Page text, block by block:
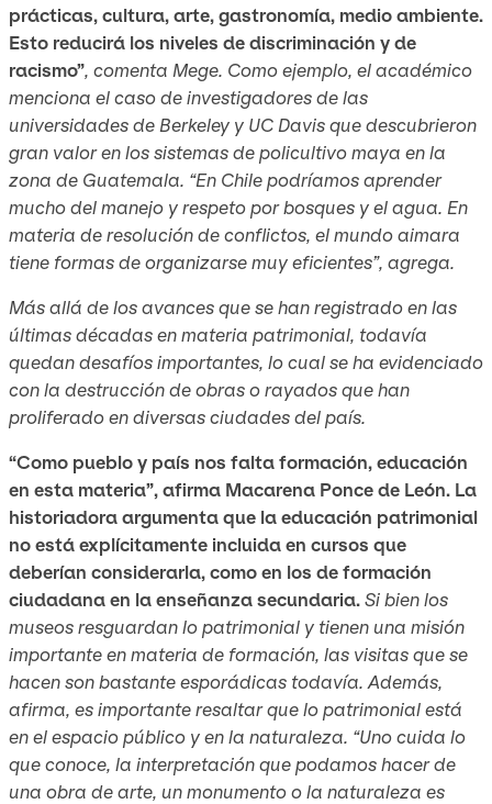
prácticas, cultura, arte, gastronomía, medio ambiente.
Esto reducirá los niveles de discriminación y de
racismo”, comenta Mege. Como ejemplo, el académico
menciona el caso de investigadores de las
universidades de Berkeley y UC Davis que descubrieron
gran valor en los sistemas de policultivo maya en la
zona de Guatemala. “En Chile podríamos aprender
mucho del manejo y respeto por bosques y el agua. En
materia de resolución de conflictos, el mundo aimara
tiene formas de organizarse muy eficientes”, agrega.
Más allá de los avances que se han registrado en las
últimas décadas en materia patrimonial, todavía
quedan desafíos importantes, lo cual se ha evidenciado
con la destrucción de obras o rayados que han
proliferado en diversas ciudades del país.
“Como pueblo y país nos falta formación, educación
en esta materia”, afirma Macarena Ponce de León. La
historiadora argumenta que la educación patrimonial
no está explícitamente incluida en cursos que
deberían considerarla, como en los de formación
ciudadana en la enseñanza secundaria.Si bien los
museos resguardan lo patrimonial y tienen una misión
importante en materia de formación, las visitas que se
hacen son bastante esporádicas todavía. Además,
afirma, es importante resaltar que lo patrimonial está
en el espacio público y en la naturaleza. “Uno cuida lo
que conoce, la interpretación que podamos hacer de
una obra de arte, un monumento o la naturaleza es